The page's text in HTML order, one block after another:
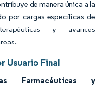
de manera única a la
por cargas específicas de
y avances
Usuario Final
Farmacéuticas y